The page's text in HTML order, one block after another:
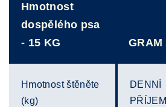
Hmotnost
dospělého psa
- 15 KG
GRAM
Hmotnost štěněte
(kg)
DENNÍ
PŘÍJEM